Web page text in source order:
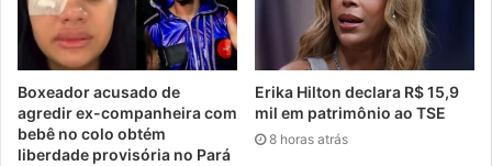
Boxeador acusado de
agredir ex-companheira com
bebê no colo obtém
liberdade provisória no Pará
Erika Hilton declara R$ 15,9
mil em patrimônio ao TSE
8 horas atrás